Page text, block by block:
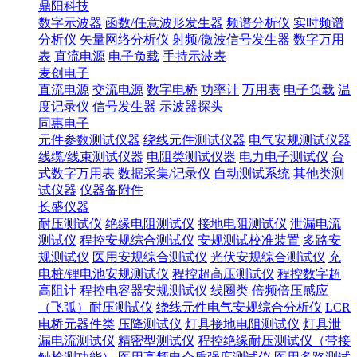
鼎阳科技
数字示波器 函数/任意波形发生器 频谱分析仪 实时频谱
分析仪 矢量网络分析仪 射频/微波信号发生器 数字万用
表 直流电源 电子负载 手持示波表
麦创电子
直流电源 交流电源 数字电桥 功率计 万用表 电子负载 温
度记录仪 信号发生器 示波器探头
同惠电子
元件参数测试仪器 绕线元件测试仪器 电气安规测试仪器
线缆/线束测试仪器 电阻类测试仪器 电力电子测试仪 台
式数字万用表 数据采集/记录仪 自动测试系统 其他类测
试仪器 仪器备附件
长盛仪器
耐压测试仪 绝缘电阻测试仪 接地电阻测试仪 泄漏电流
测试仪 程控安规综合测试仪 安规测试校准装置 多路安
规测试仪 医用安规综合测试仪 光伏安规综合测试仪 充
电桩/锂电池安规测试仪 程控超高压测试仪 程控数字超
高阻计 程控电容器安规测试仪 线圈类 倍频倍压感应
（飞弧）耐压测试仪 绕线元件电气安规综合分析仪 LCR
电桥元器件类 压降测试仪 灯具接地电阻测试仪 灯具泄
漏电流测试仪 精密型测试仪 程控绝缘耐压测试仪（带接